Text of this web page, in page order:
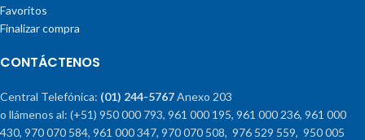
Favoritos
Finalizar compra
CONTÁCTENOS
Central Telefónica: (01) 244-5767Anexo 203
o llámenos al: (+51) 950 000 793, 961 000 195, 961 000 236, 961 000
430, 970 070 584, 961 000 347, 970 070 508, 976 529 559, 950 005